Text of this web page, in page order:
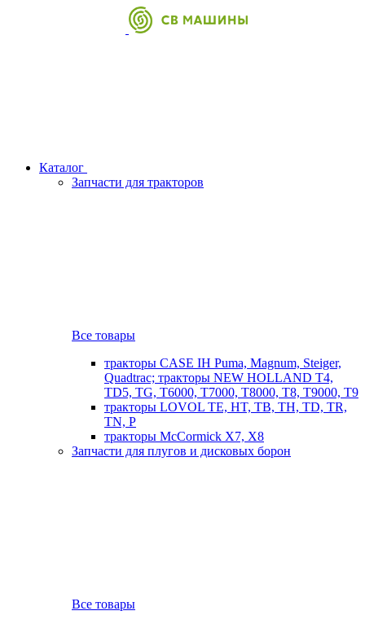
Каталог
Запчасти для тракторов
Все товары
тракторы CASE IH Puma, Magnum, Steiger,
Quadtrac; тракторы NEW HOLLAND T4,
TD5, TG, T6000, T7000, T8000, T8, T9000, T9
тракторы LOVOL TE, HT, TB, TH, TD, TR,
TN, P
тракторы McCormick X7, X8
Запчасти для плугов и дисковых борон
Все товары